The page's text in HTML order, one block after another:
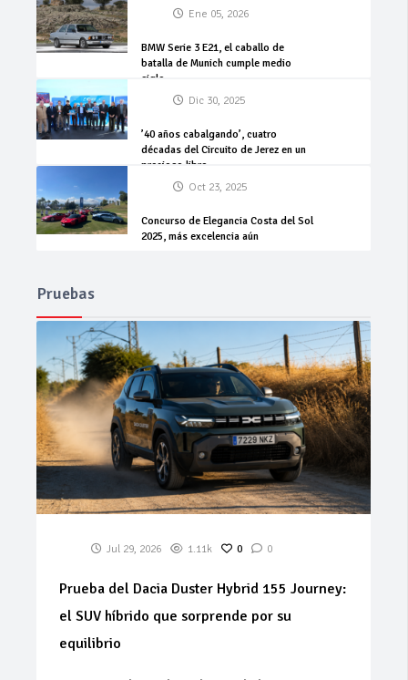
Ene 05, 2026
BMW Serie 3 E21, el caballo de
batalla de Munich cumple medio
siglo
Dic 30, 2025
’40 años cabalgando’, cuatro
décadas del Circuito de Jerez en un
precioso libro
Oct 23, 2025
Concurso de Elegancia Costa del Sol
2025, más excelencia aún
Pruebas
Jul 29, 2026 1.11k 0 0
Prueba del Dacia Duster Hybrid 155 Journey:
el SUV híbrido que sorprende por su
equilibrio